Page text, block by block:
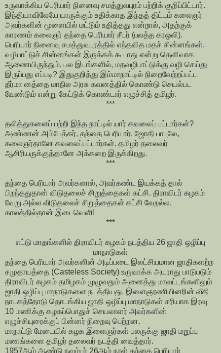
உருவாக்கிய பெரியார் நினைவு சமத்துவபுரம் பற்றிக் குறிப்பிட்டார்.
இந்தியாவிலேயே யாருக்கும் உதிக்காத இந்தத் திட்டம் கலைஞர்
அவர்களின் மூளையில் மட்டும் உதித்தது என்றால், அதற்குக்
காரணம் கலைஞர் தந்தை பெரியார் சீடர் (பலத்த கரஒலி).
பெரியார் நினைவு சமத்துவபுரத்தில் எந்தவித மதச் சின்னங்கள்,
வழிபாட்டுச் சின்னங்கள் இருக்கக் கூடாது என்று தெளிவாக
ஆணையிருந்தும், பல இடங்களில், மதவழிபாட்டுக்கு வழி செய்து
இருப்பது எப்படி? இதுகுறித்து இம்மாநாட்டில் நிறைவேற்றப்பட்ட
தீர்மா னத்தை மாநில அரசு கவனத்தில் கொண்டு செயல்பட
வேண்டும் என்று கேட்டுக் கொண்டார் எழுச்சித் தமிழர்.
***
தலித்துகளைப் பற்றி இந்த நாட்டில் யார் கவலைப் பட்டார்கள்?
அண்ணன் அம்பேத்கர், தந்தை பெரியார், ஜோதி பாபுலே,
கலைஞர்தானே கவலைப்பட்டார்கள். தமிழர் தலைவர்
ஆசிரியருக்குத்தானே அக்கறை இருக்கிறது.
***
தந்தை பெரியார் அவர்களால், அவர்கண்ட இயக்கத் தால்
பிறந்ததுதான் விடுதலைச் சிறுத்தைகள் கட்சி. திராவிடர் கழகம்
வேறு அல்ல விடுதலைச் சிறுத்தைகள் கட்சி வேறல்ல.
காலத்தில்தான் இடைவெளி!
***
எட்டு மாதங்களில் திராவிடர் கழகம் நடத்திய 26 ஜாதி ஒழிப்பு
மாநாடுகள்
தந்தை பெரியார் அவர்களின் அடிப்படை இலட்சியமான ஜாதிகளற்ற
சமுதாயத்தை (Casteless Society) உருவாக்க அயராது பாடுபடும்
திராவிடர் கழகம் தமிழகம் முழுவதும் அனைத்து மாவட்டங்களிலும்
ஜாதி ஒழிப்பு மாநாடுகளை நடத்தியது. இளைஞரணியினரின் வீதி
நாடகத்தோடு தொடங்கிய ஜாதி ஒழிப்பு மாநாடுகள் சரியாக இரவு
10 மணிக்கு கழகப்பொதுச் செயலாளர் அவர்களின்
எழுச்சியுரைக்குப் பின்னர் நிறைவு பெற்றன.
மாநாட்டு மேடையில் கழக இளைஞர்கள் பலருக்கு ஜாதி மறுப்பு
மணங்களை தமிழர் தலைவர் நடத்தி வைத்தார்.
1957ஆம் ஆண்டு நவம்பர் 26ஆம் நாள் தந்தை பெரியார்